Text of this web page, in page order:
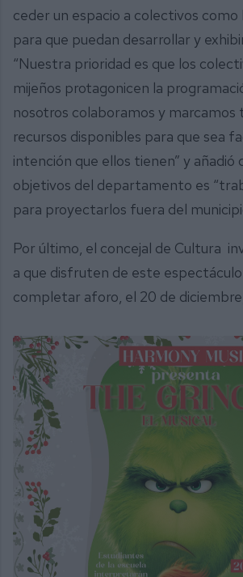
ceder un espacio a colectivos
para que puedan desarrollar y
“Nuestra prioridad es que los
mijeños protagonicen la
nosotros colaboramos y marcamos
recursos disponibles para que sea
intención que ellos tienen” y añadió
objetivos del departamento es
para proyectarlos fuera del
Por último, el concejal de Cultura
a que disfruten de este
completar aforo, el 20 de diciembre,